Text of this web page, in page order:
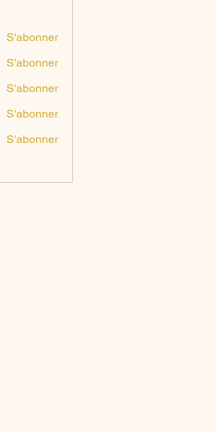
S'abonner
S'abonner
S'abonner
S'abonner
S'abonner